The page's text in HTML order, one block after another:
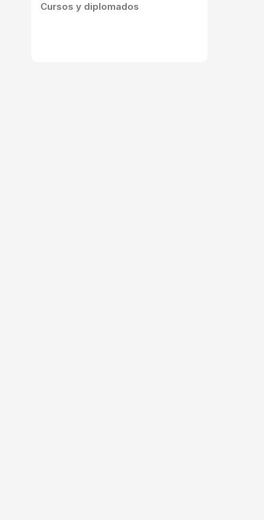
Cursos y diplomados